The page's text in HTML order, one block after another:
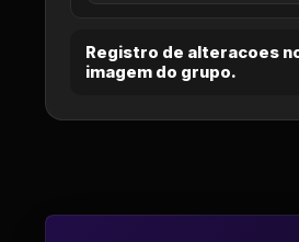
Registro de alteracoes
imagem do grupo.